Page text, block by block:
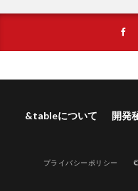
&tableについて 開発
プライバシーポリシー ©